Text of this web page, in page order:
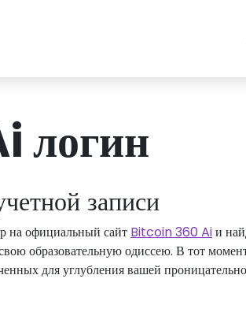
логин
записи
на официальный сайт Bitcoin 360 Aiи
образовательную одиссею. В тот
для углубления вашей